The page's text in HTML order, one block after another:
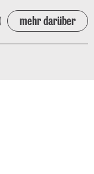
mehr darüber